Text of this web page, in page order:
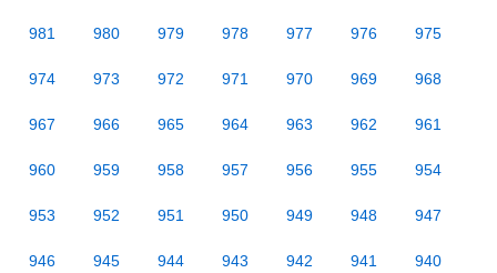
981 980 979 978 977 976 975
974 973 972 971 970 969 968
967 966 965 964 963 962 961
960 959 958 957 956 955 954
953 952 951 950 949 948 947
946 945 944 943 942 941 940